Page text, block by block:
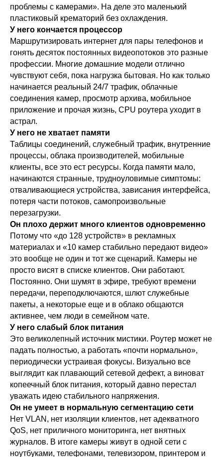
проблемы с камерами». На деле это маленький
пластиковый крематорий без охлаждения.
У него кончается процессор
Маршрутизировать интернет для пары телефонов и
гонять десяток постоянных видеопотоков это разные
профессии. Многие домашние модели отлично
чувствуют себя, пока нагрузка бытовая. Но как только
начинается реальный 24/7 трафик, облачные
соединения камер, просмотр архива, мобильное
приложение и прочая жизнь, CPU роутера уходит в
астрал.
У него не хватает памяти
Таблицы соединений, служебный трафик, внутренние
процессы, облака производителей, мобильные
клиенты, все это ест ресурсы. Когда памяти мало,
начинаются странные, трудноуловимые симптомы:
отваливающиеся устройства, зависания интерфейса,
потеря части потоков, самопроизвольные
перезагрузки.
Он плохо держит много клиентов одновременно
Потому что «до 128 устройств» в рекламных
материалах и «10 камер стабильно передают видео»
это вообще не один и тот же сценарий. Камеры не
просто висят в списке клиентов. Они работают.
Постоянно. Они шумят в эфире, требуют времени
передачи, переподключаются, шлют служебные
пакеты, а некоторые еще и в облако общаются
активнее, чем люди в семейном чате.
У него слабый блок питания
Это великолепный источник мистики. Роутер может не
падать полностью, а работать «почти нормально»,
периодически устраивая фокусы. Визуально все
выглядит как плавающий сетевой дефект, а виноват
копеечный блок питания, который давно перестал
уважать идею стабильного напряжения.
Он не умеет в нормальную сегментацию сети
Нет VLAN, нет изоляции клиентов, нет адекватного
QoS, нет приличного мониторинга, нет внятных
журналов. В итоге камеры живут в одной сети с
ноутбуками, телефонами, телевизором, принтером и